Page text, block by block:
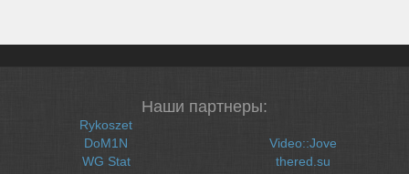
Наши партнеры:
Rykoszet
DoM1N
WG Stat
Video::Jove
thered.su